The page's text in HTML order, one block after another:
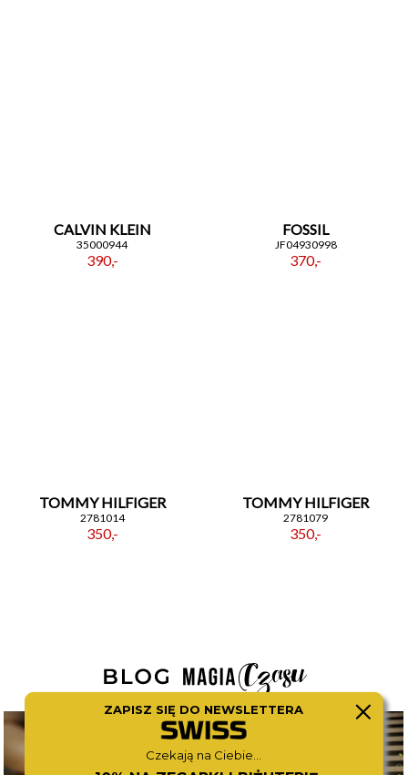
CALVIN KLEIN
35000944
390,-
FOSSIL
JF04930998
370,-
TOMMY HILFIGER
2781014
350,-
TOMMY HILFIGER
2781079
350,-
ZAPISZ SIĘ DO NEWSLETTERA
Czekają na Ciebie...